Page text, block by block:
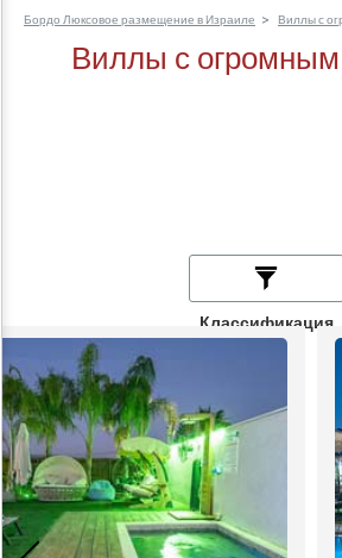
Бордо Люксовое размещение в Израиле Виллы с
Виллы с огромным
Классификация